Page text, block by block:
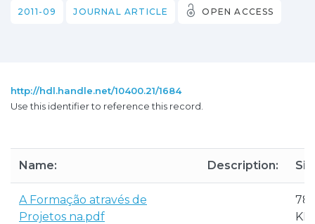
2011-09 JOURNAL ARTICLE OPEN ACCESS
http://hdl.handle.net/10400.21/1684
Use this identifier to reference this record.
Name: Description:
A Formação através de
Projetos na.pdf
KB